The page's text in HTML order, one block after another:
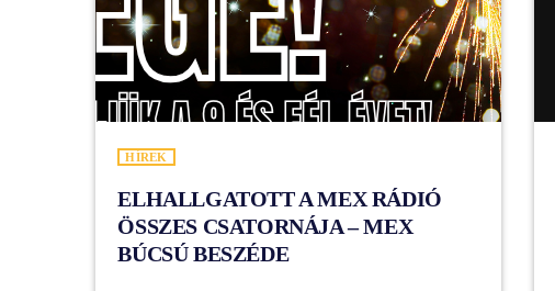
HÍREK
ELHALLGATOTT A MEX RÁDIÓ
ÖSSZES CSATORNÁJA – MEX
BÚCSÚ BESZÉDE